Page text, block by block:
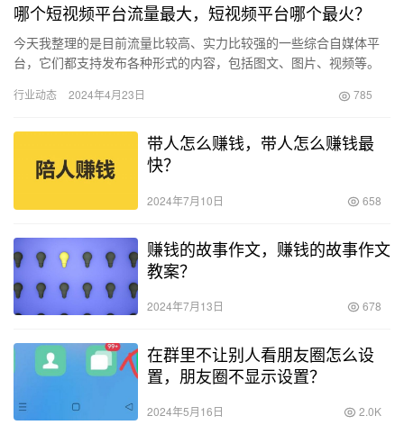
哪个短视频平台流量最大，短视频平台哪个最火？
今天我整理的是目前流量比较高、实力比较强的一些综合自媒体平
台，它们都支持发布各种形式的内容，包括图文、图片、视频等。
行业动态 2024年4月23日 785
带人怎么赚钱，带人怎么赚钱最
快？
2024年7月10日 658
赚钱的故事作文，赚钱的故事作文
教案？
2024年7月13日 678
在群里不让别人看朋友圈怎么设
置，朋友圈不显示设置？
2024年5月16日 2.0K